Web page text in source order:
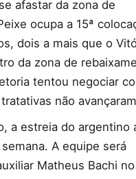
afastar da zona de
ocupa a 15ª
dois a mais que o
da zona de
tentou negociar
não
a estreia do argentino
A equipe será
Matheus Bachi